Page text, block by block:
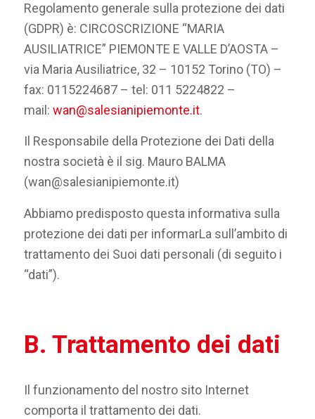
Regolamento generale sulla protezione dei dati
(GDPR) è: CIRCOSCRIZIONE “MARIA
AUSILIATRICE” PIEMONTE E VALLE D’AOSTA –
via Maria Ausiliatrice, 32 – 10152 Torino (TO) –
fax: 0115224687 – tel: 011 5224822 –
mail: wan@salesianipiemonte.it.
Il Responsabile della Protezione dei Dati della
nostra società è il sig. Mauro BALMA
(wan@salesianipiemonte.it)
Abbiamo predisposto questa informativa sulla
protezione dei dati per informarLa sull’ambito di
trattamento dei Suoi dati personali (di seguito i
“dati”).
B. Trattamento dei dati
Il funzionamento del nostro sito Internet
comporta il trattamento dei dati.